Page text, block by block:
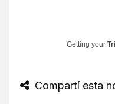
Getting your
Compartí esta